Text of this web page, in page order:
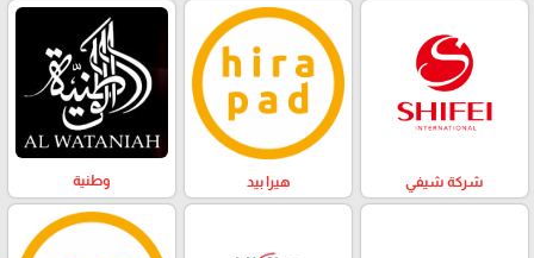
شركة شيفي هيرا بيد وطنية